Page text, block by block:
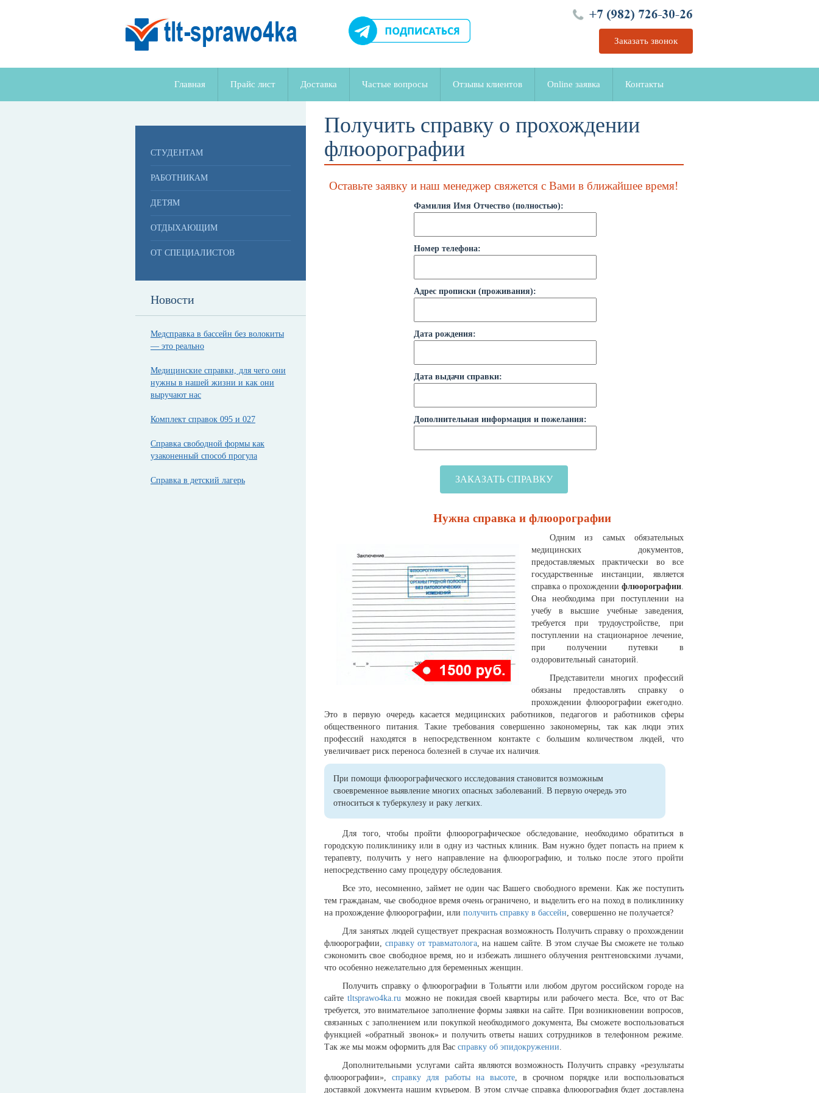
Заказать звонок
Главная Прайс лист Доставка Частые вопросы Отзывы клиентов Online заявка Контакты
СТУДЕНТАМ
РАБОТНИКАМ
ДЕТЯМ
ОТДЫХАЮЩИМ
ОТ СПЕЦИАЛИСТОВ
Новости
Медсправка в бассейн без волокиты
— это реально
Медицинские справки, для чего они
нужны в нашей жизни и как они
выручают нас
Комплект справок 095 и 027
Справка свободной формы как
узаконенный способ прогула
Справка в детский лагерь
Получить справку о прохождении
флюорографии
Оставьте заявку и наш менеджер свяжется с Вами в ближайшее время!
Фамилия Имя Отчество (полностью):
Номер телефона:
Адрес прописки (проживания):
Дата рождения:
Дата выдачи справки:
Дополнительная информация и пожелания:
Нужна справка и флюорографии
Одним из самых обязательных
медицинских документов,
предоставляемых практически во все
государственные инстанции, является
справка о прохождении флюорографии.
Она необходима при поступлении на
учебу в высшие учебные заведения,
требуется при трудоустройстве, при
поступлении на стационарное лечение,
при получении путевки в
оздоровительный санаторий.
Представители многих профессий
обязаны предоставлять справку о
прохождении флюорографии ежегодно.
Это в первую очередь касается медицинских работников, педагогов и работников сферы
общественного питания. Такие требования совершенно закономерны, так как люди этих
профессий находятся в непосредственном контакте с большим количеством людей, что
увеличивает риск переноса болезней в случае их наличия.
При помощи флюорографического исследования становится возможным
своевременное выявление многих опасных заболеваний. В первую очередь это
относиться к туберкулезу и раку легких.
Для того, чтобы пройти флюорографическое обследование, необходимо обратиться в
городскую поликлинику или в одну из частных клиник. Вам нужно будет попасть на прием к
терапевту, получить у него направление на флюорографию, и только после этого пройти
непосредственно саму процедуру обследования.
Все это, несомненно, займет не один час Вашего свободного времени. Как же поступить
тем гражданам, чье свободное время очень ограничено, и выделить его на поход в поликлинику
на прохождение флюорографии, или получить справку в бассейн , совершенно не получается?
Для занятых людей существует прекрасная возможность Получить справку о прохождении
флюорографии, справку от травматолога, на нашем сайте. В этом случае Вы сможете не только
сэкономить свое свободное время, но и избежать лишнего облучения рентгеновскими лучами,
что особенно нежелательно для беременных женщин.
Получить справку о флюорографии в Тольятти или любом другом российском городе на
сайтеtltsprawo4ka.ru можно не покидая своей квартиры или рабочего места. Все, что от Вас
требуется, это внимательное заполнение формы заявки на сайте. При возникновении вопросов,
связанных с заполнением или покупкой необходимого документа, Вы сможете воспользоваться
функцией «обратный звонок» и получить ответы наших сотрудников в телефонном режиме.
Так же мы можм оформить для Вас справку об эпидокружении
Дополнительными услугами сайта являются возможность Получить справку «результаты
флюорографии»,справку для работы на высоте, в срочном порядке или воспользоваться
доставкой документа нашим курьером. В этом случае справка флюорография будет доставлена